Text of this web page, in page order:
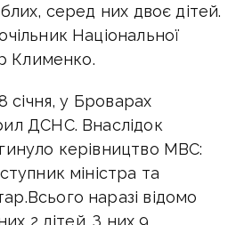
серед них двоє дітей.
Національної
Клименко.
січня, у Броварах
ДСНС. Внаслідок
керівництво МВС:
міністра та
наразі відомо
2 дітей. З них 9